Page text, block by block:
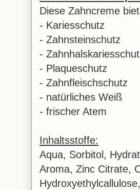
Diese Zahncreme
- Kariesschutz
- Zahnsteinschutz
-
- Plaqueschutz
- Zahnfleischschutz
- natürliches Weiß
- frischer Atem
Inhaltsstoffe:
Aqua, Sorbitol,
Aroma, Zinc Citrate,